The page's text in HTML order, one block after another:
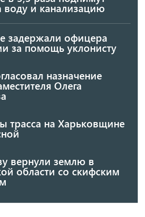
воду и канализацию
задержали офицера
за помощь уклонисту
назначение
Олега
трасса на Харьковщине
вернули землю в
области со скифским